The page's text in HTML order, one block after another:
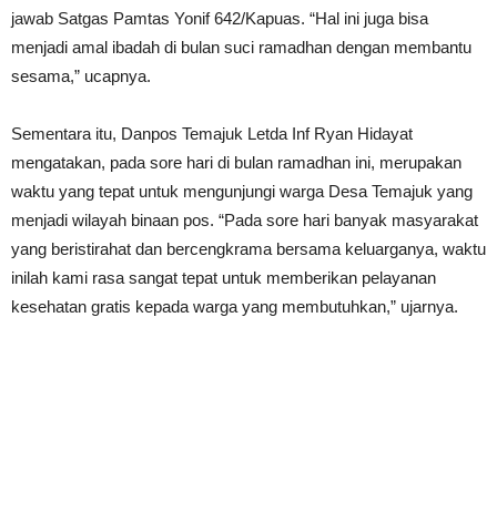
jawab Satgas Pamtas Yonif 642/Kapuas. “Hal ini juga bisa
menjadi amal ibadah di bulan suci ramadhan dengan membantu
sesama,” ucapnya.
Sementara itu, Danpos Temajuk Letda Inf Ryan Hidayat
mengatakan, pada sore hari di bulan ramadhan ini, merupakan
waktu yang tepat untuk mengunjungi warga Desa Temajuk yang
menjadi wilayah binaan pos. “Pada sore hari banyak masyarakat
yang beristirahat dan bercengkrama bersama keluarganya, waktu
inilah kami rasa sangat tepat untuk memberikan pelayanan
kesehatan gratis kepada warga yang membutuhkan,” ujarnya.